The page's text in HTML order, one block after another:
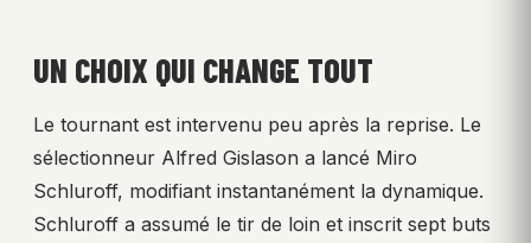
UN CHOIX QUI CHANGE TOUT
Le tournant est intervenu peu après la reprise. Le
sélectionneur Alfred Gislason a lancé Miro
Schluroff, modifiant instantanément la dynamique.
Schluroff a assumé le tir de loin et inscrit sept buts